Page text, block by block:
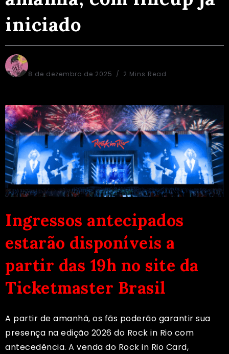
iniciado
8 de dezembro de 2025 2 Mins Read
Ingressos antecipados
estarão disponíveis a
partir das 19h no site da
Ticketmaster Brasil
A partir de amanhã, os fãs poderão garantir sua
presença na edição 2026 do Rock in Rio com
antecedência. A venda do Rock in Rio Card,